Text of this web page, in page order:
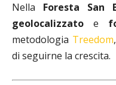
Nella Foresta San
geolocalizzato e
metodologia Treedom
di seguirne la crescita.